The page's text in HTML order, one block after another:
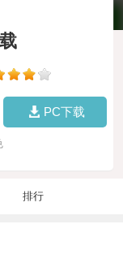
PC下载
排行